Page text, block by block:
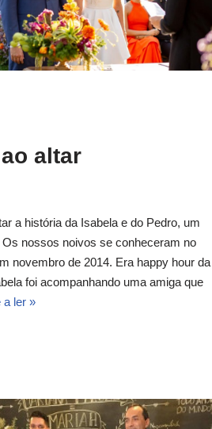
altar
a história da Isabela e do Pedro, um
nossos noivos se conheceram no
novembro de 2014. Era happy hour da
foi acompanhando uma amiga que
a ler »